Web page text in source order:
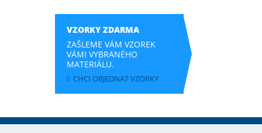
VZORKY ZDARMA
ZAŠLEME VÁM VZOREK
VÁMI VYBRANÉHO
MATERIÁLU.
CHCI OBJEDNAT VZORKY